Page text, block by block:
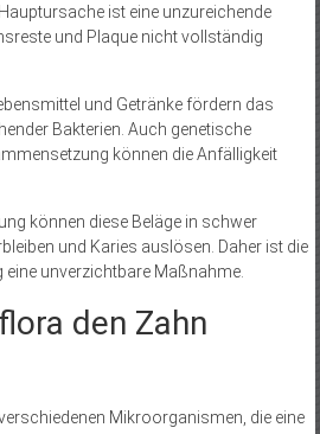
ist eine unzureichende
und Plaque nicht vollständig
und Getränke fördern das
Bakterien. Auch genetische
können die Anfälligkeit
können diese Beläge in schwer
und Karies auslösen. Daher ist die
unverzichtbare Maßnahme.
den Zahn
Mikroorganismen, die eine